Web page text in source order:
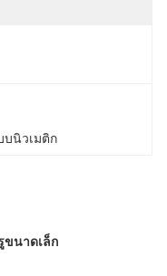
บนิวเมติก
ขนาดเล็ก